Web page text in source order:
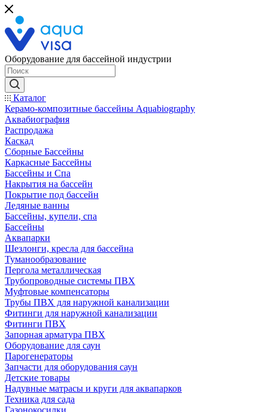
Оборудование для бассейной индустрии
Каталог
Керамо-композитные бассейны Aquabiography
Аквабиография
Распродажа
Каскад
Сборные Бассейны
Каркасные Бассейны
Бассейны и Спа
Накрытия на бассейн
Покрытие под бассейн
Ледяные ванны
Бассейны, купели, спа
Бассейны
Аквапарки
Шезлонги, кресла для бассейна
Туманообразование
Пергола металлическая
Трубопроводные системы ПВХ
Муфтовые компенсаторы
Трубы ПВХ для наружной канализации
Фитинги для наружной канализации
Фитинги ПВХ
Запорная арматура ПВХ
Оборудование для саун
Парогенераторы
Запчасти для оборудования саун
Детские товары
Надувные матрасы и круги для аквапарков
Техника для сада
Газонокосилки